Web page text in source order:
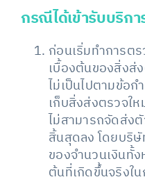
กรณีได้เข้ารับบริก
ก่อนเริ่มทำการต
เบื้องต้นของสิ่งส่
ไม่เป็นไปตามข้อ
เก็บสิ่งส่งตรวจใ
ไม่สามารถจัดส่ง
สิ้นสุดลง โดยบริ
ของจำนวนเงินทั้
ต้นที่เกิดขึ้นจริงใ